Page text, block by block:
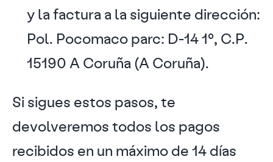
y la factura a la siguiente dirección:
Pol. Pocomaco parc: D-14 1º, C.P.
15190 A Coruña (A Coruña).
Si sigues estos pasos, te
devolveremos todos los pagos
recibidos en un máximo de 14 días